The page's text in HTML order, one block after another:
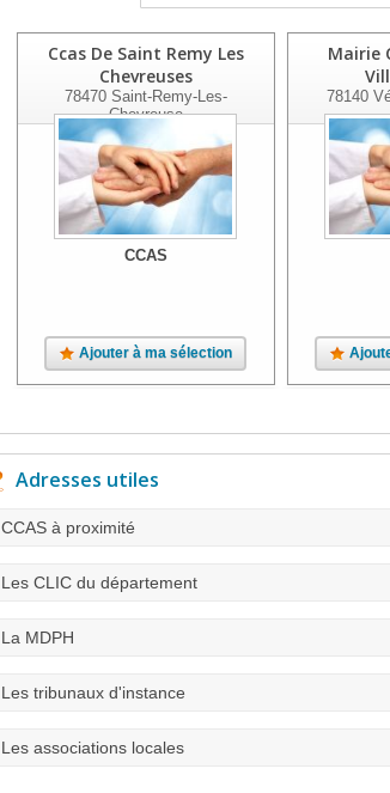
Ccas De Saint Remy Les
Chevreuses
78470Saint-Remy-Les-
Chevreuse
CCAS
Ajouter à ma sélection
Mairie
78140
Adresses utiles
CCAS à proximité
Les CLIC du département
La MDPH
Les tribunaux d'instance
Les associations locales